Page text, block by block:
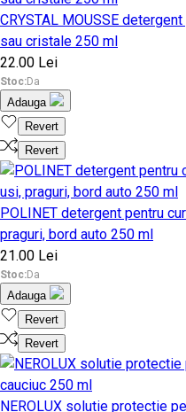
CRYSTAL MOUSSE
sau cristale 250 ml
22.00 Lei
Stoc:Da
Adauga
Revert
Revert
POLINET detergent pentru
praguri, bord auto 250 ml
21.00 Lei
Stoc:Da
Adauga
Revert
Revert
NEROLUX solutie protectie